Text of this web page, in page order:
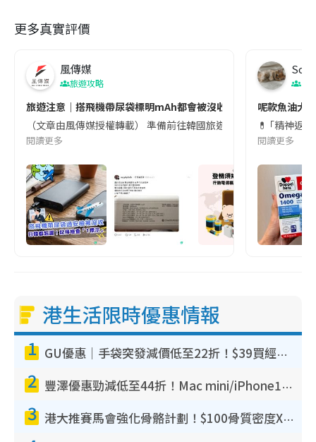
更多真實評價
風傳媒
旅遊攻略
旅遊注意｜搭飛機帶尿袋標明mAh都會被沒收😱出發前切記檢查
（文章由風傳媒授權轉載） 準備前往韓國旅遊的民眾，近期要
閱讀更多
Soul
呢款魚油大
💊 ｢精神返
閱讀更多
港生活限時優惠情報
1 GU優惠｜手袋突發減價低至22折！$39買經典波士頓包/餃子袋！飾物同步減價$29起！
2 豐澤優惠勁減低至44折！Mac mini/iPhone17Pro大減價！廚房家電$220起
3 港大推賽馬會強化骨骼計劃！$100骨質密度X光檢查 完成免費運動訓練送超市禮券！附參加資格